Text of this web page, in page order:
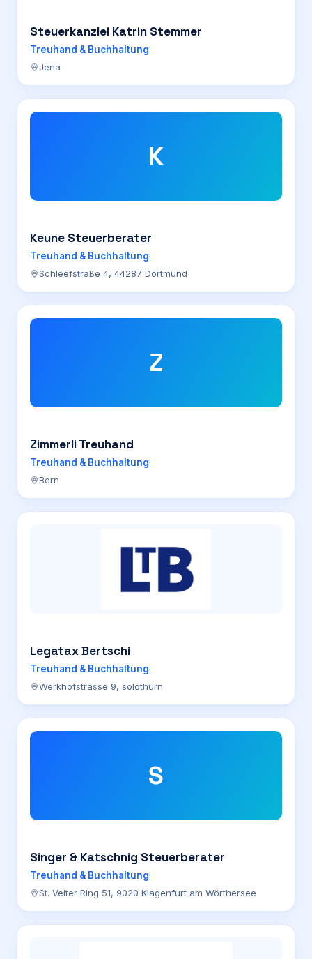
Steuerkanzlei Katrin Stemmer
Treuhand & Buchhaltung
Jena
K
Keune Steuerberater
Treuhand & Buchhaltung
Schleefstraße 4, 44287 Dortmund
Z
Zimmerli Treuhand
Treuhand & Buchhaltung
Bern
Legatax Bertschi
Treuhand & Buchhaltung
Werkhofstrasse 9, solothurn
S
Singer & Katschnig Steuerberater
Treuhand & Buchhaltung
St. Veiter Ring 51, 9020 Klagenfurt am Wörthersee